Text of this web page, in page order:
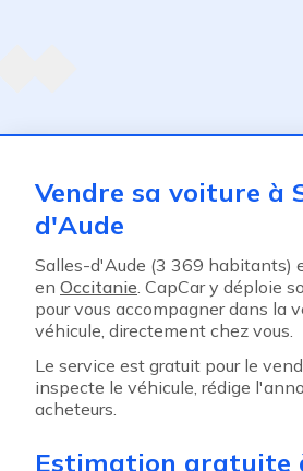
Vendre sa voiture à
d'Aude
Salles-d'Aude (3 369 habitants)
en Occitanie. CapCar y déploie
pour vous accompagner dans la
véhicule, directement chez vous.
Le service est gratuit pour le
inspecte le véhicule, rédige
acheteurs.
Estimation gratuite